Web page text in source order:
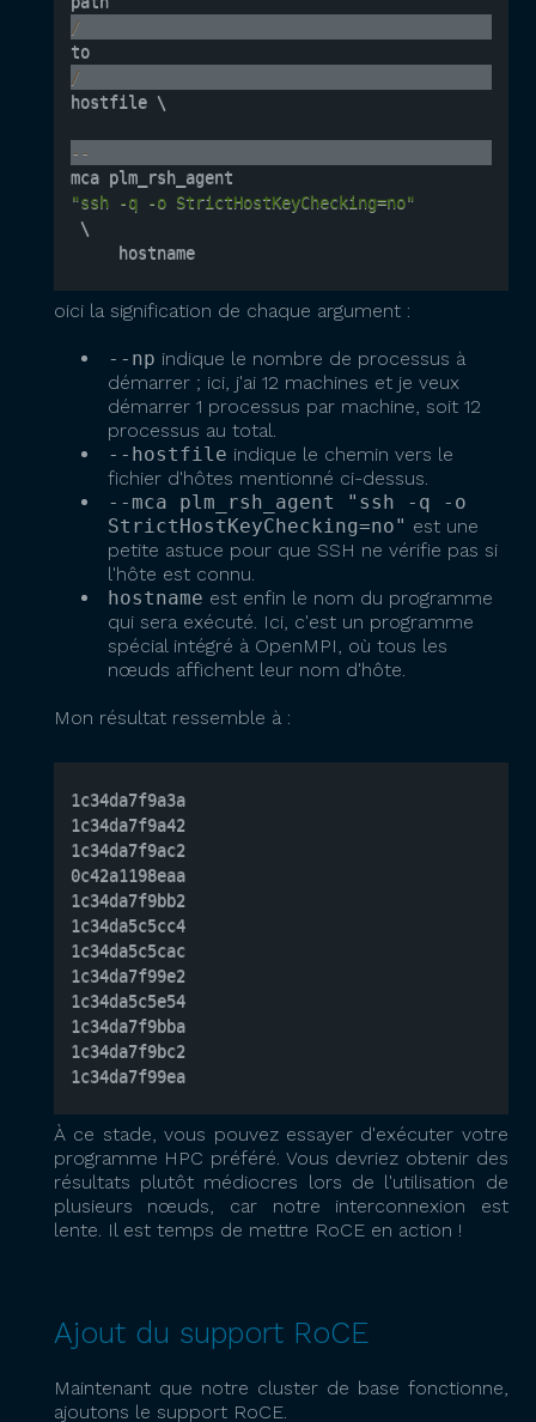
/
to
/
hostfile \
--
mca plm_rsh_agent
"ssh -q -o StrictHostKeyChecking=no"
     hostname
oici la signification de chaque argument :
--np indique le nombre de processus à
démarrer ; ici, j'ai 12 machines et je veux
démarrer 1 processus par machine, soit 12
processus au total.
--hostfile indique le chemin vers le
fichier d'hôtes mentionné ci-dessus.
--mca plm_rsh_agent "ssh -q -o
StrictHostKeyChecking=no" est une
petite astuce pour que SSH ne vérifie pas si
l'hôte est connu.
hostname est enfin le nom du programme
qui sera exécuté. Ici, c'est un programme
spécial intégré à OpenMPI, où tous les
nœuds affichent leur nom d'hôte.
Mon résultat ressemble à :
1c34da7f9a3a
1c34da7f9a42
1c34da7f9ac2
0c42a1198eaa
1c34da7f9bb2
1c34da5c5cc4
1c34da5c5cac
1c34da7f99e2
1c34da5c5e54
1c34da7f9bba
1c34da7f9bc2
1c34da7f99ea
À ce stade, vous pouvez essayer d'exécuter votre
programme HPC préféré. Vous devriez obtenir des
résultats plutôt médiocres lors de l'utilisation de
plusieurs nœuds, car notre interconnexion est
lente. Il est temps de mettre RoCE en action !
Ajout du support RoCE
Maintenant que notre cluster de base fonctionne,
ajoutons le support RoCE.